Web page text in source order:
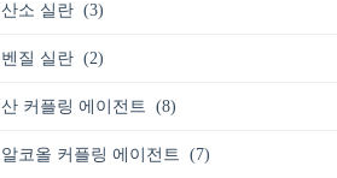
산소 실란 (3)
벤질 실란 (2)
산 커플링 에이전트 (8)
알코올 커플링 에이전트 (7)